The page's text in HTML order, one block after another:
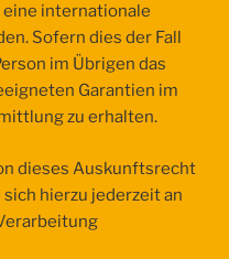
eine internationale
Sofern dies der Fall
im Übrigen das
Garantien im
zu erhalten.
dieses Auskunftsrecht
hierzu jederzeit an